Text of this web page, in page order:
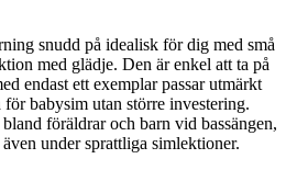
snudd på idealisk för dig med små
med glädje. Den är enkel att ta på
endast ett exemplar passar utmärkt
babysim utan större investering.
föräldrar och barn vid bassängen,
under sprattliga simlektioner.